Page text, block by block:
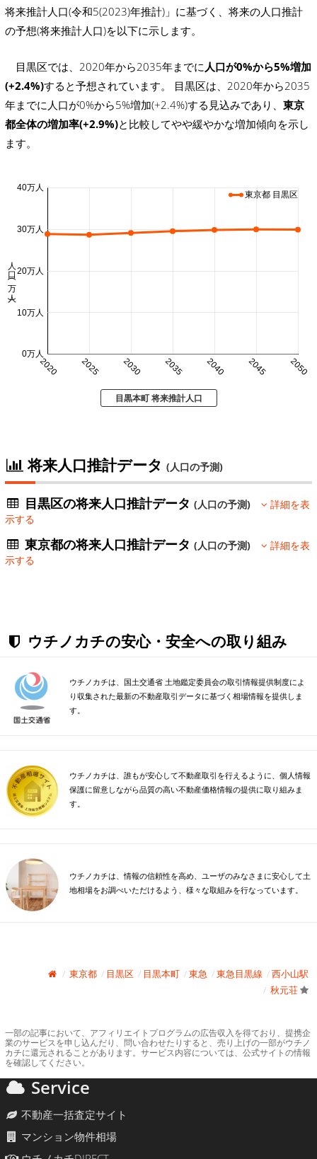
将来推計人口(令和5(2023)年推計)」に基づく、将来の人口推計
の予想(将来推計人口)を以下に示します。
目黒区では、2020年から2035年までに 人口が0%から5%増加
(+2.4%)すると予想されています。 目黒区は、2020年から2035
年までに人口が0%から5%増加(+2.4%)する見込みであり、 東京
都全体の増加率(+2.9%)と比較してやや緩やかな増加傾向を示し
ます。
2020 2025 2030 2035 2040 2045 2050
0万人
10万人
20万人
30万人
40万人
人口 (万人)
東京都 目黒区
目黒本町 将来推計人口
将来人口推計データ (人口の予測)
目黒区の将来人口推計データ(人口の予測)
詳細を表
示する
東京都の将来人口推計データ(人口の予測)
詳細を表
示する
ウチノカチの安心・安全への取り組み
ウチノカチは、国土交通省 土地鑑定委員会の取引情報提供制度によ
り収集された最新の不動産取引データに基づく相場情報を提供しま
す。
ウチノカチは、誰もが安心して不動産取引を行えるように、個人情報
保護に留意しながら品質の高い不動産価格情報の提供に取り組みま
す。
ウチノカチは、情報の信頼性を高め、ユーザのみなさまに安心して土
地相場をお調べいただけるよう、様々な取組みを行なっています。
東京都 目黒区 目黒本町 東急 東急目黒線
西小山駅
秋元荘
一部の記事において、アフィリエイトプログラムの広告収入を得ており、提携企
業のサービスを申し込んだり、問い合わせたりすると、売り上げの一部がウチノ
カチに還元されることがあります。サービス内容については、公式サイトの情報
を確認してください。
Service
不動産一括査定サイト
マンション物件相場